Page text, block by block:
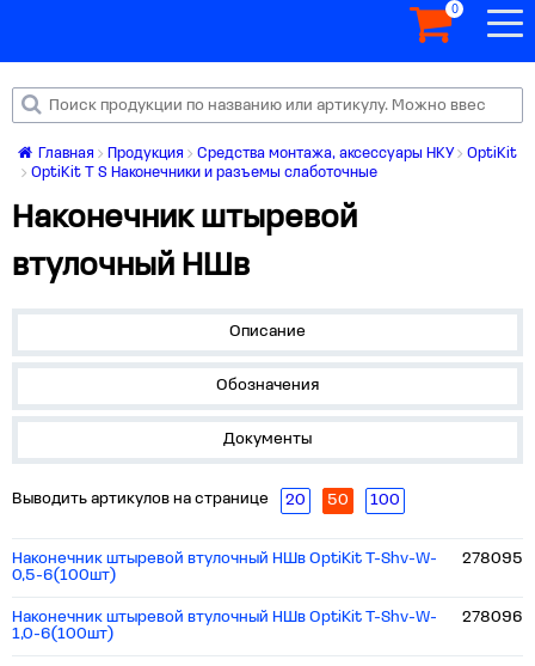
0
Главная Продукция Средства монтажа, аксессуары НКУ
OptiKit
OptiKit T S Наконечники и разъемы слаботочные
Наконечник штыревой
втулочный НШв
Описание
Обозначения
Документы
Выводить артикулов на странице 20 50 100
Наконечник штыревой втулочный НШв OptiKit T-Shv-W-
0,5-6(100шт)
278095
Наконечник штыревой втулочный НШв OptiKit T-Shv-W-
1,0-6(100шт)
278096